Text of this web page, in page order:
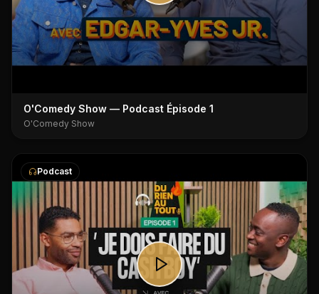
O'Comedy Show — Podcast Épisode 1
O'Comedy Show
Podcast